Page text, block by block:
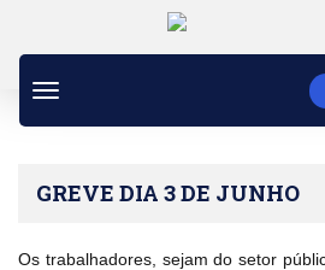
Toggle
GREVE DIA 3 DE JUNHO
Os trabalhadores, sejam do setor